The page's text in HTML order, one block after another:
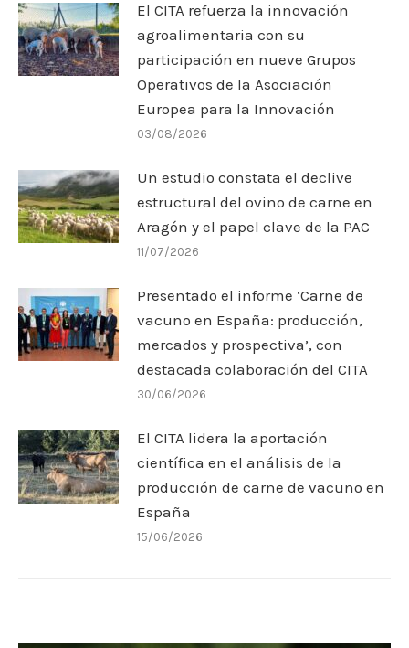
El CITA refuerza la innovación
agroalimentaria con su
participación en nueve Grupos
Operativos de la Asociación
Europea para la Innovación
03/08/2026
Un estudio constata el declive
estructural del ovino de carne en
Aragón y el papel clave de la PAC
11/07/2026
Presentado el informe ‘Carne de
vacuno en España: producción,
mercados y prospectiva’, con
destacada colaboración del CITA
30/06/2026
El CITA lidera la aportación
científica en el análisis de la
producción de carne de vacuno en
España
15/06/2026